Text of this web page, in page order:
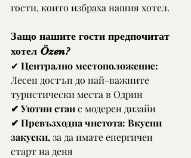
гости, които избраха нашия хотел.
Защо нашите гости предпочитат
хотел Özen?
✔ Централно местоположение:
Лесен достъп до най-важните
туристически места в Одрин
✔ Уютни стаи с модерен дизайн
✔ Превъзходна чистота: Вкусни
закуски, за да имате енергичен
старт на деня